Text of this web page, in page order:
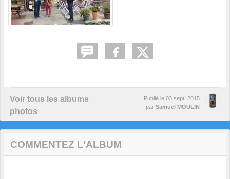
Voir tous les albums
photos
Publié le 03 sept. 2015
par Samuel MOULIN
COMMENTEZ L'ALBUM